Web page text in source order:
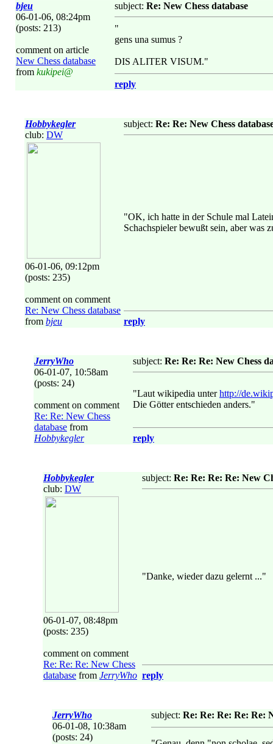
bjeu
06-01-06, 08:24pm
(posts: 213)
comment on article
New Chess database
from kukipei@
subject: Re: New Chess database
"
gens una sumus ?
DIS ALITER VISUM."
reply
Hobbykegler
club: DW
06-01-06, 09:12pm
(posts: 235)
comment on comment
Re: New Chess database
from bjeu
subject: Re: Re: New Chess
"OK, ich hatte in der Schule mal
Schachspieler bewußt sein, aber was
reply
JerryWho
06-01-07, 10:58am
(posts: 24)
comment on comment
Re: Re: New Chess
database from
Hobbykegler
subject: Re: Re: Re: New Chess
"Laut wikipedia unterhttp://
Die Götter entschieden anders."
reply
Hobbykegler
club: DW
06-01-07, 08:48pm
(posts: 235)
comment on comment
Re: Re: Re: New Chess
database from JerryWho
subject: Re: Re: Re: Re: New
"Danke, wieder dazu gelernt ..."
reply
JerryWho
06-01-08, 10:38am
(posts: 24)
subject: Re: Re: Re: Re: Re: